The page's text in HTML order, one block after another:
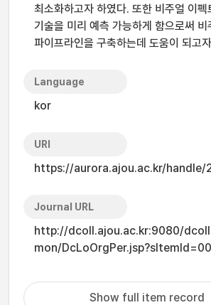
최소화하고자 하였다. 또한 비주얼 이
기술을 미리 예측 가능하게 함으로써
파이프라인을 구축하는데 도움이 되고
Language
kor
URI
https://aurora.ajou.ac.kr/handle/
Journal URL
http://dcoll.ajou.ac.kr:9080/
mon/
Show full item record